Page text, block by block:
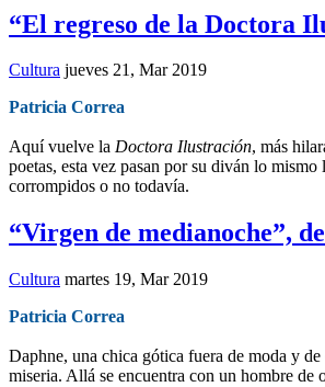
“El regreso de la Doctora
Cultura jueves 21, Mar 2019
Patricia Correa
Aquí vuelve la Doctora Ilustración, más
poetas, esta vez pasan por su diván lo
corrompidos o no todavía.
“Virgen de medianoche”,
Cultura martes 19, Mar 2019
Patricia Correa
Daphne, una chica gótica fuera de moda y
miseria. Allá se encuentra con un hombre de